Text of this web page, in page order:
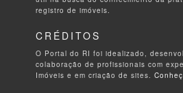
registro de imóveis.
CRÉDITOS
O Portal do RI foi idealizado,
colaboração de profissionais com
Imóveis e em criação de sites.